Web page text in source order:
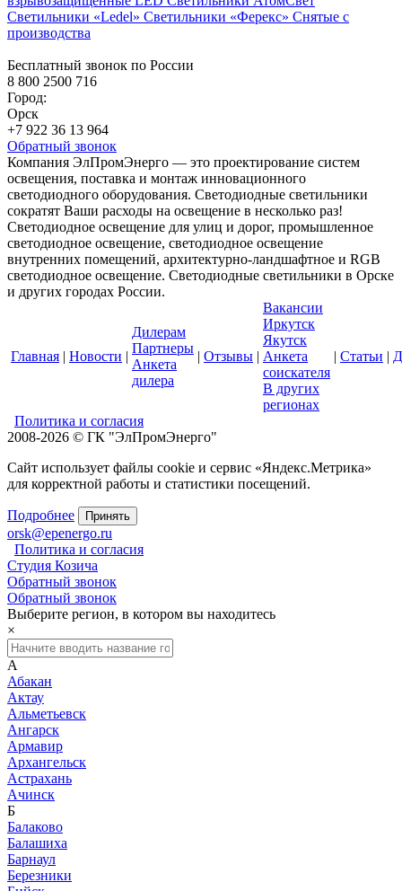
Светильники «Ledel» Светильники «Ферекс» Снятые с
производства
Бесплатный звонок по России
8 800 2500 716
Город:
Орск
+7 922 36 13 964
Обратный звонок
Компания ЭлПромЭнерго — это проектирование систем
освещения, поставка и монтаж инновационного
светодиодного оборудования. Светодиодные светильники
сократят Ваши расходы на освещение в несколько раз!
Светодиодное освещение для улиц и дорог, промышленное
светодиодное освещение, светодиодное освещение
внутренних помещений, архитектурно-ландшафтное и RGB
светодиодное освещение. Светодиодные светильники в Орске
и других городах России.
Главная | Новости |
Дилерам
Партнеры
Анкета
дилера
| Отзывы |
Вакансии
Иркутск
Якутск
Анкета
соискателя
В других
регионах
| Статьи |
Политика и согласия
2008-2026 © ГК "ЭлПромЭнерго"
Сайт использует файлы cookie и сервис «Яндекс.Метрика»
для корректной работы и статистики посещений.
Подробнее Принять
orsk@epenergo.ru
Политика и согласия
Студия Козича
Обратный звонок
Обратный звонок
Выберите регион, в котором вы находитесь
×
А
Абакан
Актау
Альметьевск
Ангарск
Армавир
Архангельск
Астрахань
Ачинск
Б
Балаково
Балашиха
Барнаул
Березники